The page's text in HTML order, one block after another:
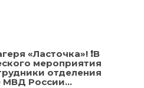
«Ласточка»! ❗В
мероприятия
отделения
МВД России...